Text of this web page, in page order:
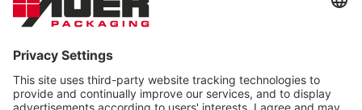
info@auer-packaging.com